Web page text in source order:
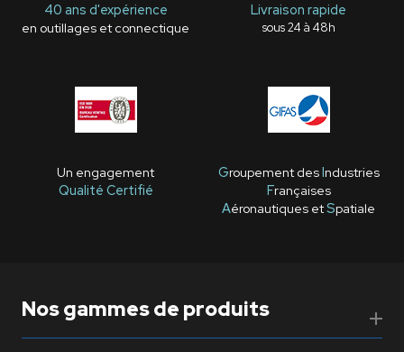
40 ans d'expérience
en outillages et connectique
Livraison rapide
sous 24 à 48h
Un engagement
Qualité Certifié
Groupement desIndustries
Françaises
Aéronautiques etSpatiale
Nos gammes de produits